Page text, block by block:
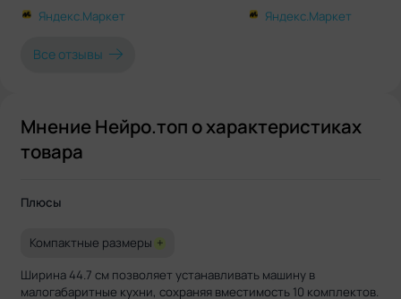
Яндекс.Маркет Яндекс.Маркет
Все отзывы
Мнение Нейро.топ о характеристиках
товара
Плюсы
Компактные размеры +
Ширина 44.7 см позволяет устанавливать машину в
малогабаритные кухни, сохраняя вместимость 10 комплектов.